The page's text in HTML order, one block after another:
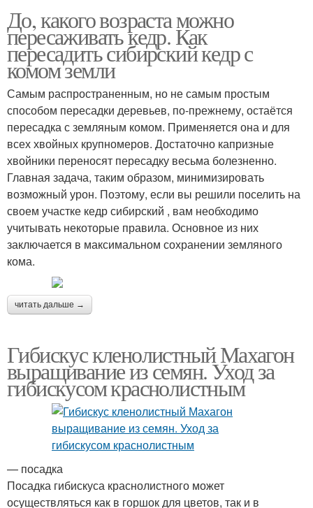
До, какого возраста можно
пересаживать кедр. Как
пересадить сибирский кедр с
комом земли
Самым распространенным, но не самым простым
способом пересадки деревьев, по-прежнему, остаётся
пересадка с земляным комом. Применяется она и для
всех хвойных крупномеров. Достаточно капризные
хвойники переносят пересадку весьма болезненно.
Главная задача, таким образом, минимизировать
возможный урон. Поэтому, если вы решили поселить на
своем участке кедр сибирский , вам необходимо
учитывать некоторые правила. Основное из них
заключается в максимальном сохранении земляного
кома.
читать дальше →
Гибискус кленолистный Махагон
выращивание из семян. Уход за
гибискусом краснолистным
— посадка
Посадка гибискуса краснолистного может
осуществляться как в горшок для цветов, так и в